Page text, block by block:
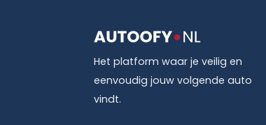
Het platform waar je veilig en
eenvoudig jouw volgende auto
vindt.